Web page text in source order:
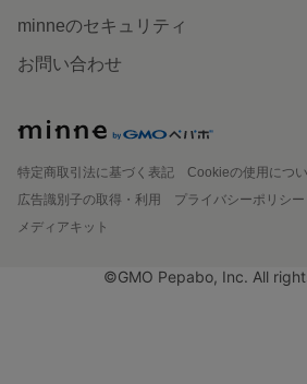
minneのセキュリティ
お問い合わせ
特定商取引法に基づく表記
Cookieの使用につ
広告識別子の取得・利用
プライバシーポリシー
メディアキット
©GMO Pepabo, Inc. All